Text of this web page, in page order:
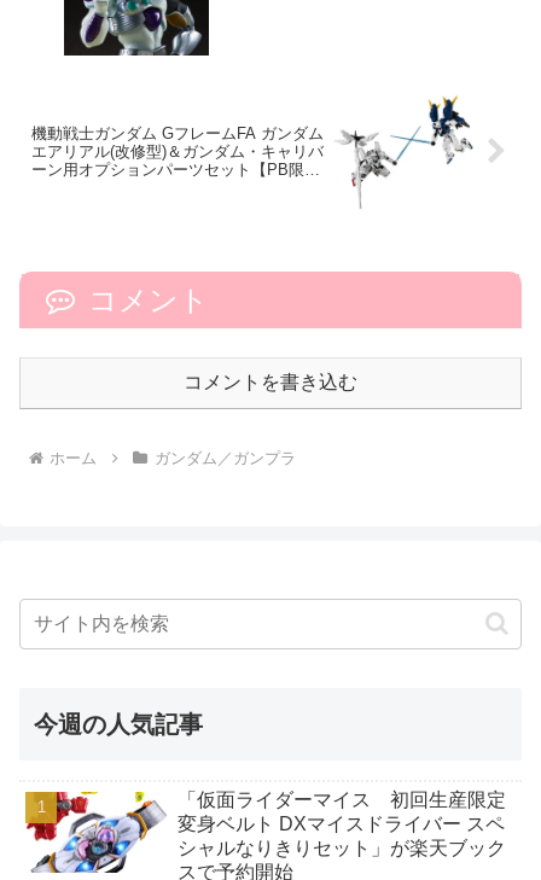
機動戦士ガンダム GフレームFA ガンダム
エアリアル(改修型)＆ガンダム・キャリバ
ーン用オプションパーツセット【PB限
コメント
コメントを書き込む
ホーム ガンダム／ガンプラ
今週の人気記事
「仮面ライダーマイス 初回生産限定
変身ベルト DXマイスドライバー スペ
シャルなりきりセット」が楽天ブック
スで予約開始